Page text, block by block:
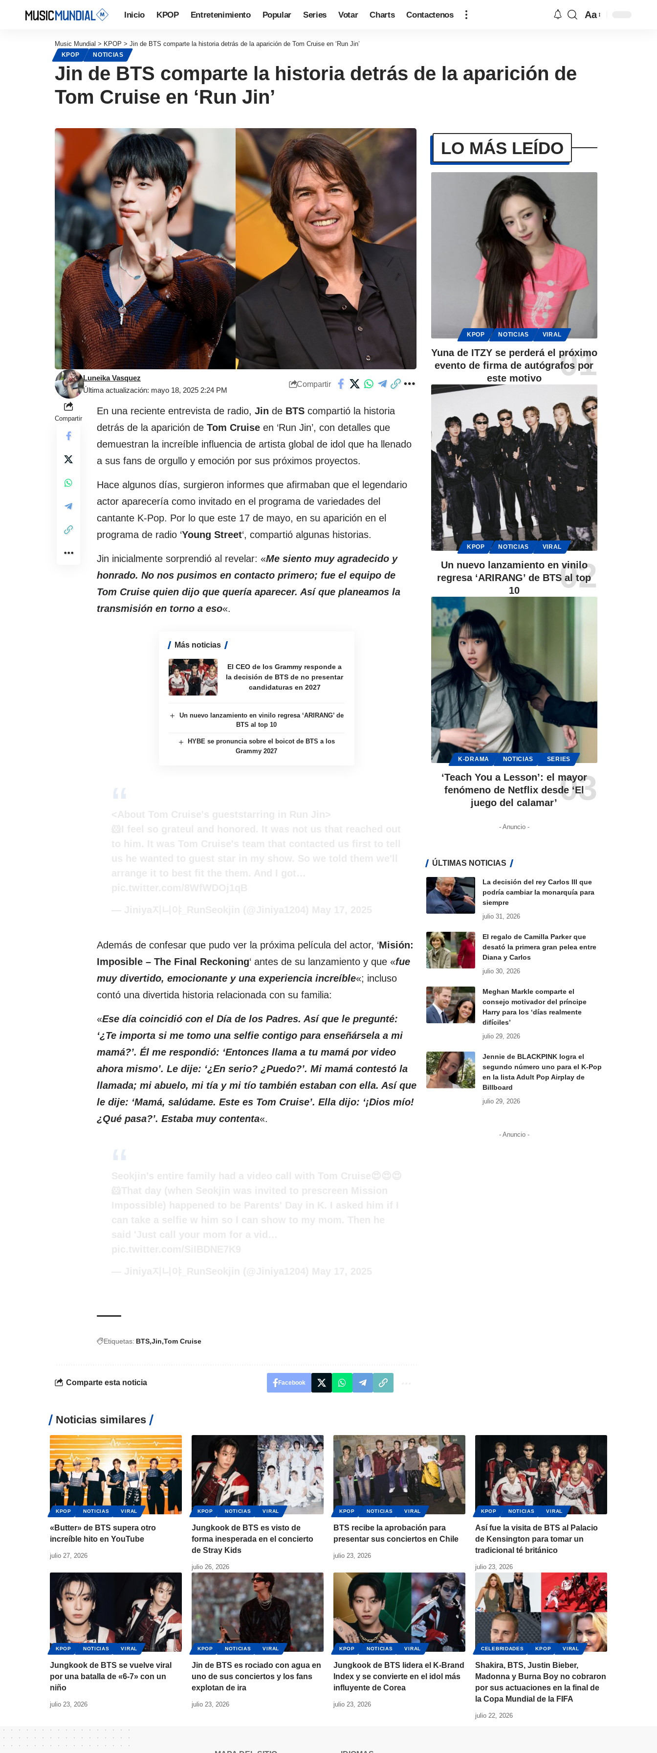
Inicio KPOP Entretenimiento Popular Series Votar Charts Contactenos Aa
Music Mundial > KPOP > Jin de BTS comparte la historia detrás de la aparición de Tom Cruise en ‘Run Jin’
KPOP NOTICIAS
Jin de BTS comparte la historia detrás de la aparición de
Tom Cruise en ‘Run Jin’
Última actualización: mayo 18, 2025 2:24 PM
Luneika Vasquez
Compartir
Compartir
En una reciente entrevista de radio, Jin de BTS compartió la historia
detrás de la aparición de Tom Cruise en ‘Run Jin’, con detalles que
demuestran la increíble influencia de artista global de idol que ha llenado
a sus fans de orgullo y emoción por sus próximos proyectos.
Hace algunos días, surgieron informes que afirmaban que el legendario
actor aparecería como invitado en el programa de variedades del
cantante K-Pop. Por lo que este 17 de mayo, en su aparición en el
programa de radio ‘Young Street‘, compartió algunas historias.
Jin inicialmente sorprendió al revelar: «Me siento muy agradecido y
honrado. No nos pusimos en contacto primero; fue el equipo de
Tom Cruise quien dijo que quería aparecer. Así que planeamos la
transmisión en torno a eso«.
Más noticias
El CEO de los Grammy responde a
la decisión de BTS de no presentar
candidaturas en 2027
Un nuevo lanzamiento en vinilo regresa ‘ARIRANG’ de
BTS al top 10
HYBE se pronuncia sobre el boicot de BTS a los
Grammy 2027
Además de confesar que pudo ver la próxima película del actor, ‘Misión:
Imposible – The Final Reckoning‘ antes de su lanzamiento y que «fue
muy divertido, emocionante y una experiencia increíble«; incluso
contó una divertida historia relacionada con su familia:
«Ese día coincidió con el Día de los Padres. Así que le pregunté:
‘¿Te importa si me tomo una selfie contigo para enseñársela a mi
mamá?’. Él me respondió: ‘Entonces llama a tu mamá por video
ahora mismo’. Le dije: ‘¿En serio? ¿Puedo?’. Mi mamá contestó la
llamada; mi abuelo, mi tía y mi tío también estaban con ella. Así que
le dije: ‘Mamá, salúdame. Este es Tom Cruise’. Ella dijo: ‘¡Dios mío!
¿Qué pasa?’. Estaba muy contenta«.
Etiquetas: BTS Jin Tom Cruise
Comparte esta noticia Facebook
LO MÁS LEÍDO
KPOP NOTICIAS VIRAL
Yuna de ITZY se perderá el próximo
evento de firma de autógrafos por
este motivo
KPOP NOTICIAS VIRAL
Un nuevo lanzamiento en vinilo
regresa ‘ARIRANG’ de BTS al top
10
K-DRAMA NOTICIAS SERIES
‘Teach You a Lesson’: el mayor
fenómeno de Netflix desde ‘El
juego del calamar’
- Anuncio -
ÚLTIMAS NOTICIAS
La decisión del rey Carlos III que
podría cambiar la monarquía para
siempre
julio 31, 2026
El regalo de Camilla Parker que
desató la primera gran pelea entre
Diana y Carlos
julio 30, 2026
Meghan Markle comparte el
consejo motivador del príncipe
Harry para los ‘días realmente
difíciles’
julio 29, 2026
Jennie de BLACKPINK logra el
segundo número uno para el K-Pop
en la lista Adult Pop Airplay de
Billboard
julio 29, 2026
- Anuncio -
Noticias similares
KPOP NOTICIAS VIRAL
«Butter» de BTS supera otro
increíble hito en YouTube
julio 27, 2026
KPOP NOTICIAS VIRAL
Jungkook de BTS es visto de
forma inesperada en el concierto
de Stray Kids
julio 26, 2026
KPOP NOTICIAS VIRAL
BTS recibe la aprobación para
presentar sus conciertos en Chile
julio 23, 2026
KPOP NOTICIAS VIRAL
Así fue la visita de BTS al Palacio
de Kensington para tomar un
tradicional té británico
julio 23, 2026
KPOP NOTICIAS VIRAL
Jungkook de BTS se vuelve viral
por una batalla de «6-7» con un
niño
julio 23, 2026
KPOP NOTICIAS VIRAL
Jin de BTS es rociado con agua en
uno de sus conciertos y los fans
explotan de ira
julio 23, 2026
KPOP NOTICIAS VIRAL
Jungkook de BTS lidera el K-Brand
Index y se convierte en el idol más
influyente de Corea
julio 23, 2026
CELEBRIDADES KPOP VIRAL
Shakira, BTS, Justin Bieber,
Madonna y Burna Boy no cobraron
por sus actuaciones en la final de
la Copa Mundial de la FIFA
julio 22, 2026